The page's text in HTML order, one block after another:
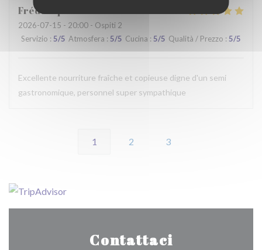
Frédérique
2026-07-15 - 20:00 - Ospiti 2
Servizio : 5/5 Atmosfera : 5/5 Cucina : 5/5 Qualità / Prezzo : 5/5
Excellente nourriture fraîche et copieuse digne d'un semi
gastronomique, personnel super sympathique
1 2 3
Contattaci